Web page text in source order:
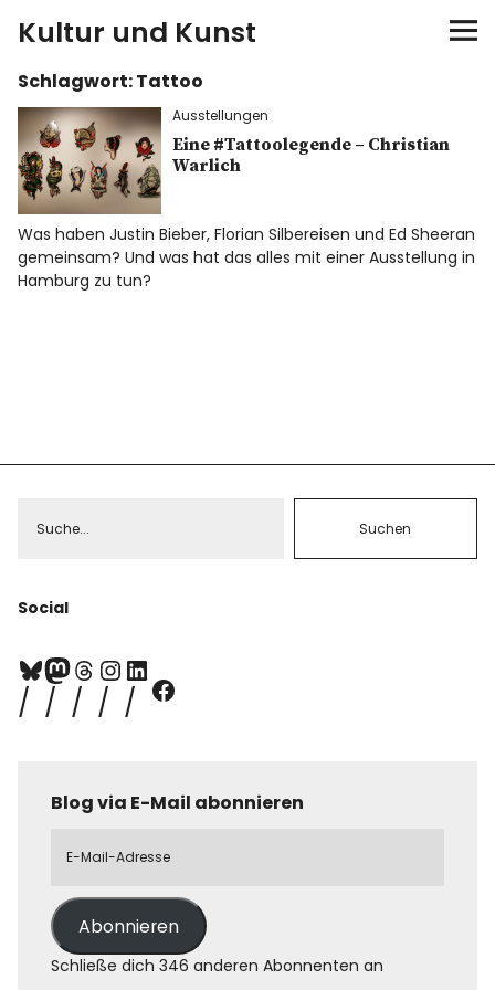
Kultur und Kunst
kultur & kunst
Ausstellungen
Spiele
Konzerte
Schlagwort:Tattoo
Ausstellungen
Eine #Tattoolegende – Christian
Warlich
Was haben Justin Bieber, Florian Silbereisen und Ed Sheeran
gemeinsam? Und was hat das alles mit einer Ausstellung in
Hamburg zu tun?
Social
Blog via E-Mail abonnieren
Abonnieren
Schließe dich 346 anderen Abonnenten an